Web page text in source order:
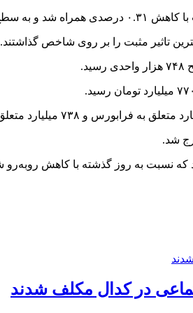
واحدی رسید.
تاثیر مثبت را بر روی شاخص گذاشتند.
در کدال مکلف شدند